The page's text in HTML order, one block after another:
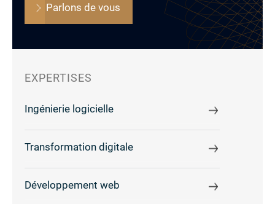
Parlons de vous
EXPERTISES
Ingénierie logicielle
Transformation digitale
Développement web